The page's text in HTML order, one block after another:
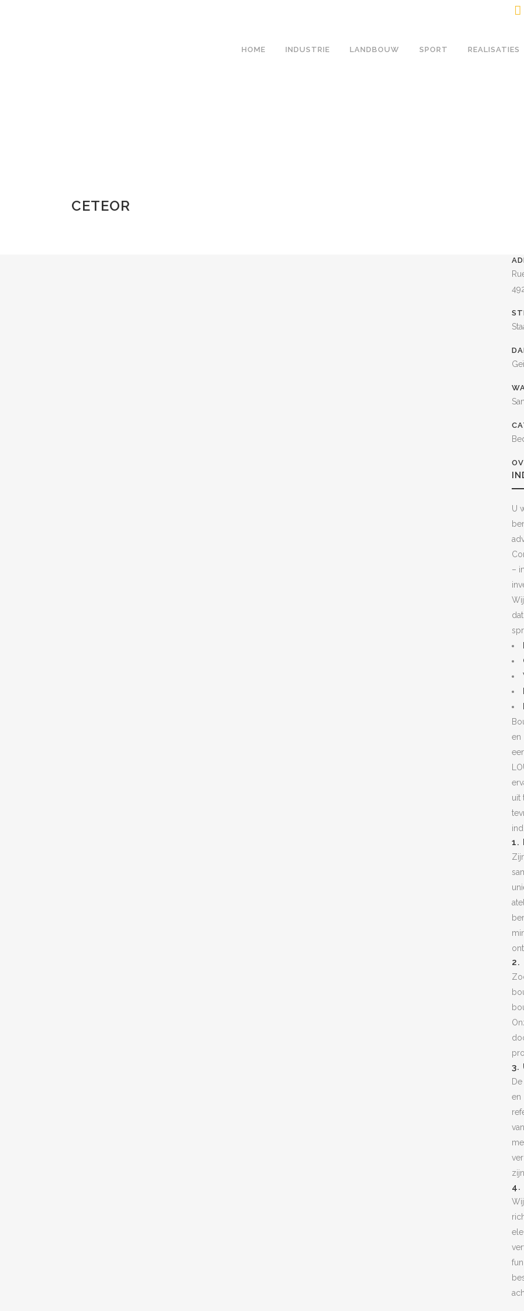
HOME INDUSTRIE LANDBOUW SPORT REALISATIES
CETEOR
U
–
en
uit
1.
2.
3.
en
4.